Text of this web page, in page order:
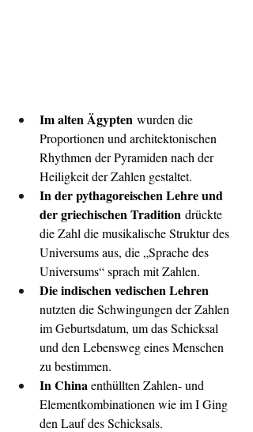
Im alten Ägypten wurden die
Proportionen und architektonischen
Rhythmen der Pyramiden nach der
Heiligkeit der Zahlen gestaltet.
In der pythagoreischen Lehre und
der griechischen Tradition drückte
die Zahl die musikalische Struktur des
Universums aus, die „Sprache des
Universums“ sprach mit Zahlen.
Die indischen vedischen Lehren
nutzten die Schwingungen der Zahlen
im Geburtsdatum, um das Schicksal
und den Lebensweg eines Menschen
zu bestimmen.
In China enthüllten Zahlen- und
Elementkombinationen wie im I Ging
den Lauf des Schicksals.